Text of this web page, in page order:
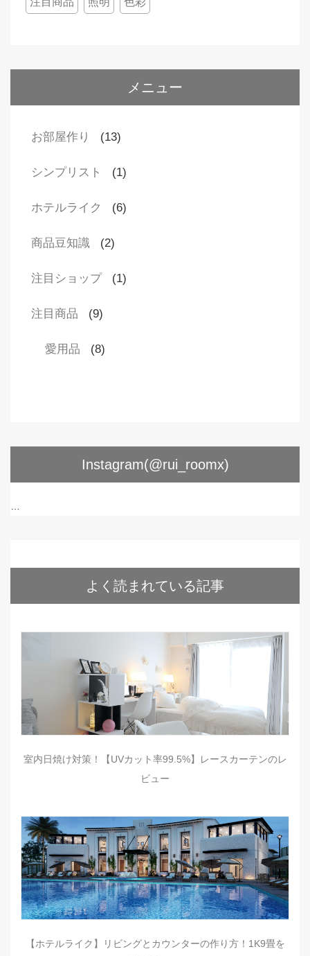
メニュー
お部屋作り (13)
シンプリスト (1)
ホテルライク (6)
商品豆知識 (2)
注目ショップ (1)
注目商品 (9)
愛用品 (8)
Instagram(@rui_roomx)
よく読まれている記事
室内日焼け対策！【UVカット率99.5%】レースカーテンのレ
ビュー
【ホテルライク】リビングとカウンターの作り方！1K9畳を